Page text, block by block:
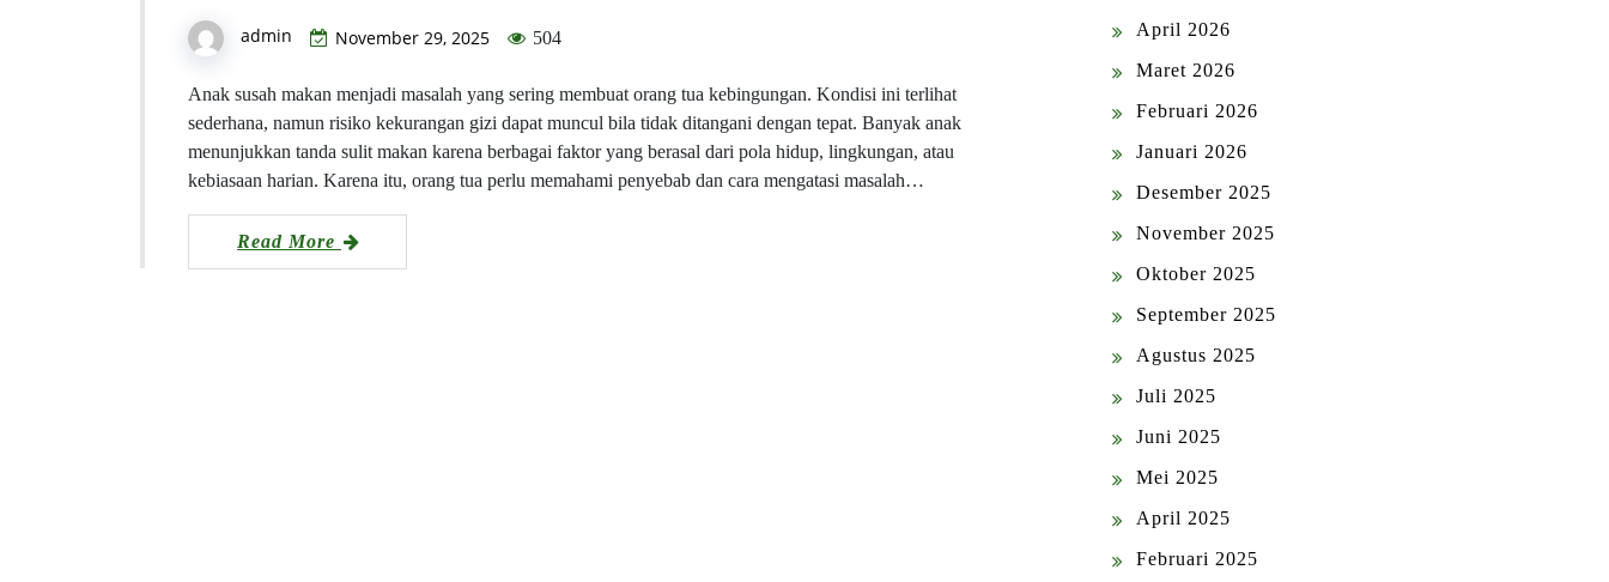
admin November 29, 2025 504
Anak susah makan menjadi masalah yang sering membuat orang tua kebingungan. Kondisi ini terlihat
sederhana, namun risiko kekurangan gizi dapat muncul bila tidak ditangani dengan tepat. Banyak anak
menunjukkan tanda sulit makan karena berbagai faktor yang berasal dari pola hidup, lingkungan, atau
kebiasaan harian. Karena itu, orang tua perlu memahami penyebab dan cara mengatasi masalah…
Read More
April 2026
Maret 2026
Februari 2026
Januari 2026
Desember 2025
November 2025
Oktober 2025
September 2025
Agustus 2025
Juli 2025
Juni 2025
Mei 2025
April 2025
Februari 2025